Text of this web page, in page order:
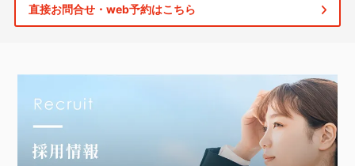
直接お問合せ・web予約はこちら